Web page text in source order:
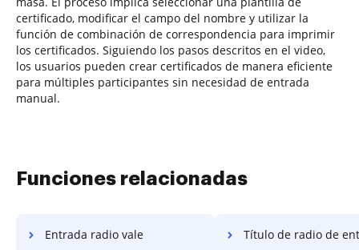
certificado, modificar el campo del nombre y utilizar la
función de combinación de correspondencia para imprimir
los certificados. Siguiendo los pasos descritos en el video,
los usuarios pueden crear certificados de manera eficiente
para múltiples participantes sin necesidad de entrada
manual.
Funciones relacionadas
Entrada radio vale Título de radio de